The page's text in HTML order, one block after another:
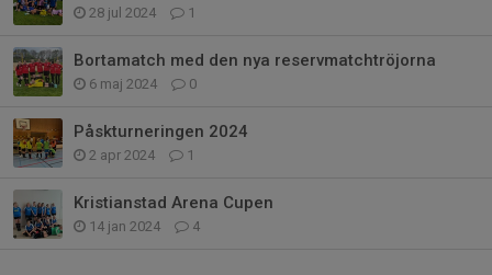
28 jul 2024 1
Bortamatch med den nya reservmatchtröjorna
6 maj 2024 0
Påskturneringen 2024
2 apr 2024 1
Kristianstad Arena Cupen
14 jan 2024 4